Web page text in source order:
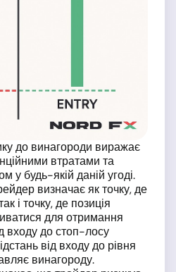
до винагороди виражає
втратами та
у будь-якій даній угоді.
визначає як точку, де
і точку, де позиція
для отримання
входу до стоп-лосу
від входу до рівня
винагороду.